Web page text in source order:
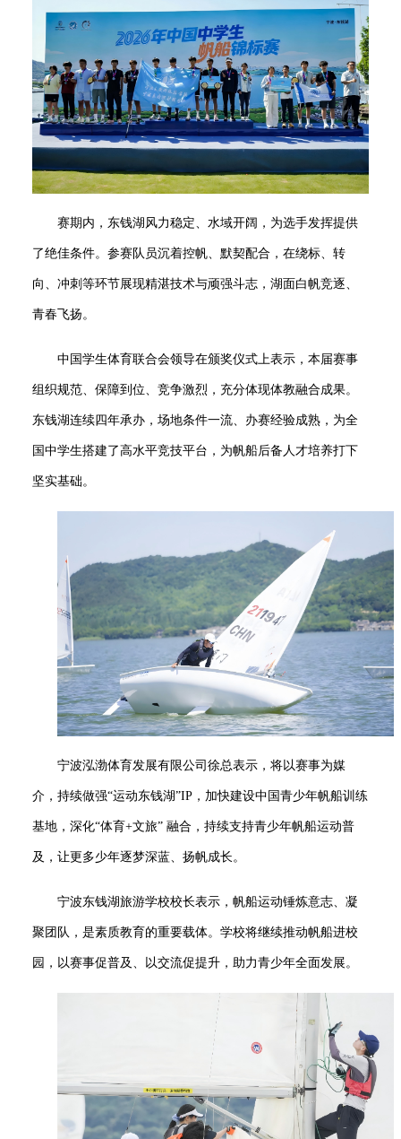
赛期内，东钱湖风力稳定、水域开阔，为选手发挥提供
了绝佳条件。参赛队员沉着控帆、默契配合，在绕标、转
向、冲刺等环节展现精湛技术与顽强斗志，湖面白帆竞逐、
青春飞扬。
中国学生体育联合会领导在颁奖仪式上表示，本届赛事
组织规范、保障到位、竞争激烈，充分体现体教融合成果。
东钱湖连续四年承办，场地条件一流、办赛经验成熟，为全
国中学生搭建了高水平竞技平台，为帆船后备人才培养打下
坚实基础。
宁波泓渤体育发展有限公司徐总表示，将以赛事为媒
介 ，持续做强“运动东钱湖”IP，加快建设中国青少年帆船训练
基地，深化“体育+文旅” 融合，持续支持青少年帆船运动普
及，让更多少年逐梦深蓝、扬帆成长。
宁波东钱湖旅游学校校长表示，帆船运动锤炼意志、凝
聚团队，是素质教育的重要载体。 学校将继续推动帆船进校
园，以赛事促普及、以交流促提升，助力青少年全面发展。